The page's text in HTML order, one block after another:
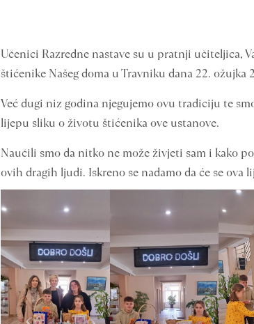
Učenici Razredne nastave su u pratnji učiteljica,
štićenike Našeg doma u Travniku dana 22. ožujka
Već dugi niz godina njegujemo ovu tradiciju te
lijepu sliku o životu štićenika ove ustanove.
Naučili smo da nitko ne može živjeti sam i kako
ovih dragih ljudi. Iskreno se nadamo da će se